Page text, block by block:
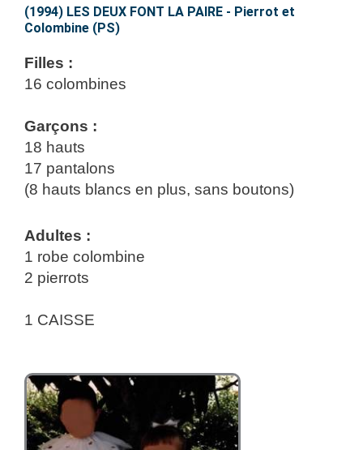
(1994) LES DEUX FONT LA PAIRE - Pierrot et
Colombine (PS)
Filles :
16 colombines
Garçons :
18 hauts
17 pantalons
(8 hauts blancs en plus, sans boutons)
Adultes :
1 robe colombine
2 pierrots
1 CAISSE
FONT
LA
Pierrot
Colombine
(PS)